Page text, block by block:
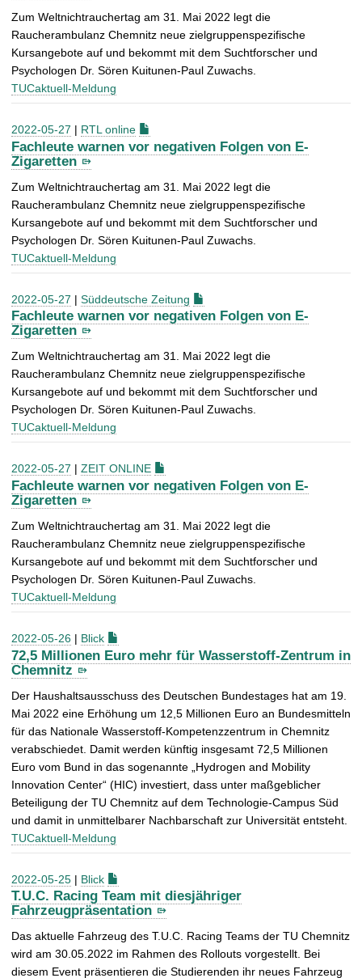
Zum Weltnichtrauchertag am 31. Mai 2022 legt die
Raucherambulanz Chemnitz neue zielgruppenspezifische
Kursangebote auf und bekommt mit dem Suchtforscher und
Psychologen Dr. Sören Kuitunen-Paul Zuwachs.
TUCaktuell-Meldung
2022-05-27 | RTL online
Fachleute warnen vor negativen Folgen von E-
Zigaretten
Zum Weltnichtrauchertag am 31. Mai 2022 legt die
Raucherambulanz Chemnitz neue zielgruppenspezifische
Kursangebote auf und bekommt mit dem Suchtforscher und
Psychologen Dr. Sören Kuitunen-Paul Zuwachs.
TUCaktuell-Meldung
2022-05-27 | Süddeutsche Zeitung
Fachleute warnen vor negativen Folgen von E-
Zigaretten
Zum Weltnichtrauchertag am 31. Mai 2022 legt die
Raucherambulanz Chemnitz neue zielgruppenspezifische
Kursangebote auf und bekommt mit dem Suchtforscher und
Psychologen Dr. Sören Kuitunen-Paul Zuwachs.
TUCaktuell-Meldung
2022-05-27 | ZEIT ONLINE
Fachleute warnen vor negativen Folgen von E-
Zigaretten
Zum Weltnichtrauchertag am 31. Mai 2022 legt die
Raucherambulanz Chemnitz neue zielgruppenspezifische
Kursangebote auf und bekommt mit dem Suchtforscher und
Psychologen Dr. Sören Kuitunen-Paul Zuwachs.
TUCaktuell-Meldung
2022-05-26 | Blick
72,5 Millionen Euro mehr für Wasserstoff-Zentrum in
Chemnitz
Der Haushaltsausschuss des Deutschen Bundestages hat am 19.
Mai 2022 eine Erhöhung um 12,5 Millionen Euro an Bundesmitteln
für das Nationale Wasserstoff-Kompetenzzentrum in Chemnitz
verabschiedet. Damit werden künftig insgesamt 72,5 Millionen
Euro vom Bund in das sogenannte „Hydrogen and Mobility
Innovation Center“ (HIC) investiert, dass unter maßgeblicher
Beteiligung der TU Chemnitz auf dem Technologie-Campus Süd
und damit in unmittelbarer Nachbarschaft zur Universität entsteht.
TUCaktuell-Meldung
2022-05-25 | Blick
T.U.C. Racing Team mit diesjähriger
Fahrzeugpräsentation
Das aktuelle Fahrzeug des T.U.C. Racing Teams der TU Chemnitz
wird am 30.05.2022 im Rahmen des Rollouts vorgestellt. Bei
diesem Event präsentieren die Studierenden ihr neues Fahrzeug